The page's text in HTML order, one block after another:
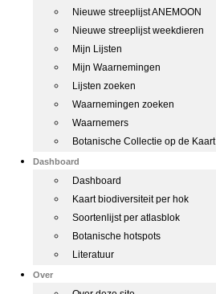
Nieuwe streeplijst ANEMOON
Nieuwe streeplijst weekdieren
Mijn Lijsten
Mijn Waarnemingen
Lijsten zoeken
Waarnemingen zoeken
Waarnemers
Botanische Collectie op de Kaart
Dashboard
Dashboard
Kaart biodiversiteit per hok
Soortenlijst per atlasblok
Botanische hotspots
Literatuur
Over